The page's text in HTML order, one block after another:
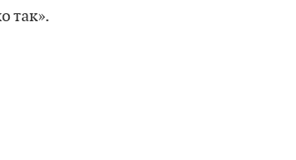
так».